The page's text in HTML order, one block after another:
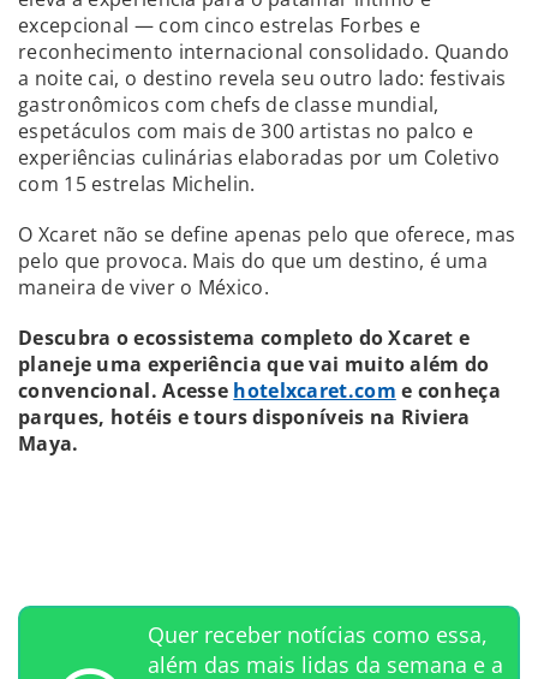
excepcional — com cinco estrelas Forbes e
reconhecimento internacional consolidado. Quando
a noite cai, o destino revela seu outro lado: festivais
gastronômicos com chefs de classe mundial,
espetáculos com mais de 300 artistas no palco e
experiências culinárias elaboradas por um Coletivo
com 15 estrelas Michelin.
O Xcaret não se define apenas pelo que oferece, mas
pelo que provoca. Mais do que um destino, é uma
maneira de viver o México.
Descubra o ecossistema completo do Xcaret e
planeje uma experiência que vai muito além do
convencional. Acesse hotelxcaret.com e conheça
parques, hotéis e tours disponíveis na Riviera
Maya.
Quer receber notícias como essa,
além das mais lidas da semana e a